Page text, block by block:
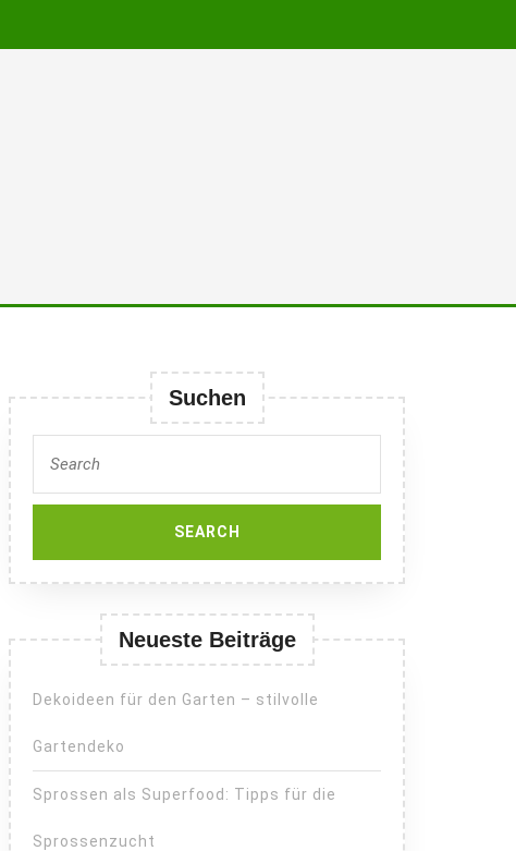
Suchen
for:
Neueste Beiträge
Dekoideen für den Garten – stilvolle
Gartendeko
Sprossen als Superfood: Tipps für die
Sprossenzucht